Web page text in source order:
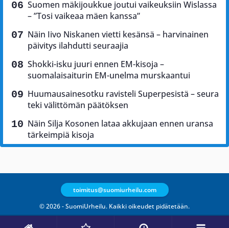
Suomen mäkijoukkue joutui vaikeuksiin Wislassa
– ”Tosi vaikeaa mäen kanssa”
Näin Iivo Niskanen vietti kesänsä – harvinainen
päivitys ilahdutti seuraajia
Shokki-isku juuri ennen EM-kisoja –
suomalaisaiturin EM-unelma murskaantui
Huumausainesotku ravisteli Superpesistä – seura
teki välittömän päätöksen
Näin Silja Kosonen lataa akkujaan ennen uransa
tärkeimpiä kisoja
© 2026 - SuomiUrheilu. Kaikki oikeudet pidätetään.
toimitus@suomiurheilu.com